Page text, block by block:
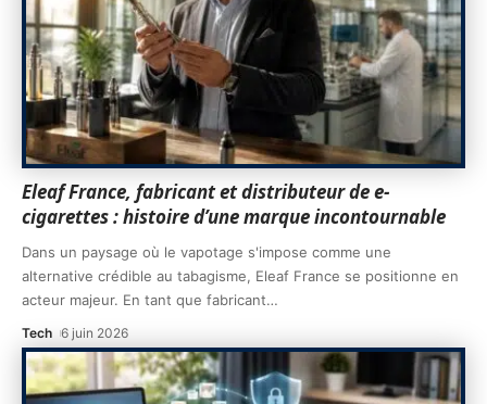
Eleaf France, fabricant et distributeur de e-
cigarettes : histoire d’une marque incontournable
Dans un paysage où le vapotage s'impose comme une
alternative crédible au tabagisme, Eleaf France se positionne en
acteur majeur. En tant que fabricant…
Tech 6 juin 2026